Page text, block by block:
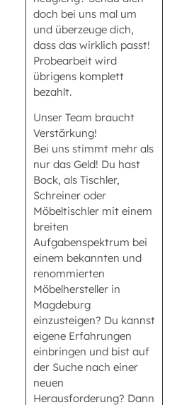
doch bei uns mal um
und überzeuge dich,
dass das wirklich passt!
Probearbeit wird
übrigens komplett
bezahlt.
Unser Team braucht
Verstärkung!
Bei uns stimmt mehr als
nur das Geld! Du hast
Bock, als Tischler,
Schreiner oder
Möbeltischler mit einem
breiten
Aufgabenspektrum bei
einem bekannten und
renommierten
Möbelhersteller in
Magdeburg
einzusteigen? Du kannst
eigene Erfahrungen
einbringen und bist auf
der Suche nach einer
neuen
Herausforderung? Dann